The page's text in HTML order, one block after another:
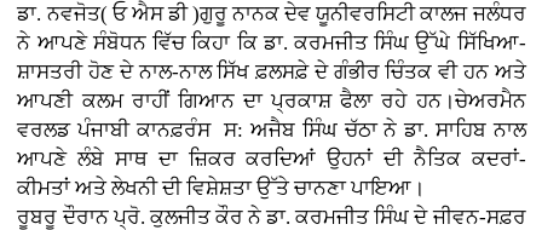
ਡਾ. ਨਵਜੋਤ( ਓ ਐਸ ਡੀ )ਗੁਰੂ ਨਾਨਕ ਦੇਵ ਯੂਨੀਵਰਸਿਟੀ ਕਾਲਜ ਜਲੰਧਰ
ਨੇ ਆਪਣੇ ਸੰਬੋਧਨ ਵਿੱਚ ਕਿਹਾ ਕਿ ਡਾ. ਕਰਮਜੀਤ ਸਿੰਘ ਉੱਘੇ ਸਿੱਖਿਆ-
ਸ਼ਾਸਤਰੀ ਹੋਣ ਦੇ ਨਾਲ-ਨਾਲ ਸਿੱਖ ਫ਼ਲਸਫ਼ੇ ਦੇ ਗੰਭੀਰ ਚਿੰਤਕ ਵੀ ਹਨ ਅਤੇ
ਆਪਣੀ ਕਲਮ ਰਾਹੀਂ ਗਿਆਨ ਦਾ ਪ੍ਰਕਾਸ਼ ਫੈਲਾ ਰਹੇ ਹਨ।ਚੇਅਰਮੈਨ
ਵਰਲਡ ਪੰਜਾਬੀ ਕਾਨਫ਼ਰੰਸ ਸ: ਅਜੈਬ ਸਿੰਘ ਚੱਠਾ ਨੇ ਡਾ. ਸਾਹਿਬ ਨਾਲ
ਆਪਣੇ ਲੰਬੇ ਸਾਥ ਦਾ ਜ਼ਿਕਰ ਕਰਦਿਆਂ ਉਹਨਾਂ ਦੀ ਨੈਤਿਕ ਕਦਰਾਂ-
ਕੀਮਤਾਂ ਅਤੇ ਲੇਖਨੀ ਦੀ ਵਿਸ਼ੇਸ਼ਤਾ ਉੱਤੇ ਚਾਨਣਾ ਪਾਇਆ।
ਰੂਬਰੂ ਦੌਰਾਨ ਪ੍ਰੋ. ਕੁਲਜੀਤ ਕੌਰ ਨੇ ਡਾ. ਕਰਮਜੀਤ ਸਿੰਘ ਦੇ ਜੀਵਨ-ਸਫ਼ਰ